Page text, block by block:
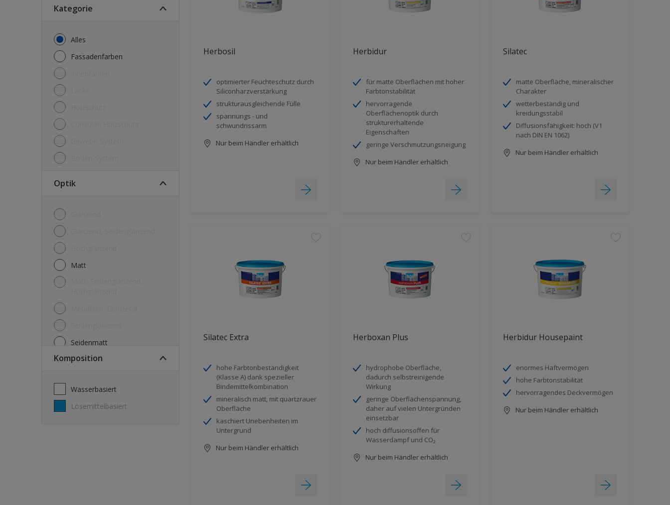
Kategorie
Alles
Fassadenfarben
Optik
Matt
Seidenmatt
Seidenmatt, Seidenglänzend
Tuchmatt
Komposition
wasserbasiert
lösemittelbasiert
Herbosil
optimierter Feuchteschutz durch
Siliconharzverstärkung
strukturausgleichende Fülle
spannungs - und
schwundrissarm
Nur beim Händler erhältlich
Herbidur
für matte Oberflächen mit hoher
Farbtonstabilität
hervorragende
Oberflächenoptik durch
strukturerhaltende
Eigenschaften
geringe Verschmutzungsneigung
Nur beim Händler erhältlich
Silatec
matte Oberfläche, mineralischer
Charakter
wetterbeständig und
kreidungsstabil
Diffusionsfähigkeit: hoch (V1
nach DIN EN 1062)
Nur beim Händler erhältlich
Silatec Extra
hohe Farbtonbeständigkeit
(Klasse A) dank spezieller
Bindemittelkombination
mineralisch matt, mit quartzrauer
Oberfläche
kaschiert Unebenheiten im
Untergrund
Nur beim Händler erhältlich
Herboxan Plus
hydrophobe Oberfläche,
dadurch selbstreinigende
Wirkung
geringe Oberflächenspannung,
daher auf vielen Untergründen
einsetzbar
hoch diffusionsoffen für
Wasserdampf und CO₂
Nur beim Händler erhältlich
Herbidur Housepaint
enormes Haftvermögen
hohe Farbtonstabilität
hervorragendes Deckvermögen
Nur beim Händler erhältlich